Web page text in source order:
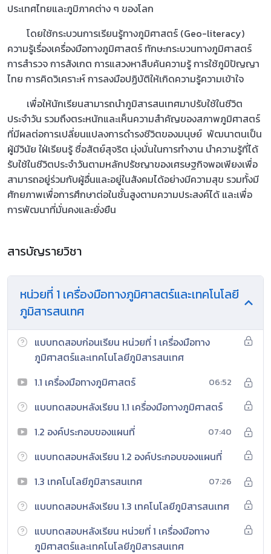
ประเทศไทยและภูมิภาคต่าง ๆ ของโลก
โดยใช้กระบวนการเรียนรู้ทางภูมิศาสตร์ (Geo-literacy)
ความรู้เรื่องเครื่องมือทางภูมิศาสตร์ ทักษะกระบวนทางภูมิศาสตร์
การสำรวจ การสังเกต การแสวงหาสืบค้นความรู้ การใช้ภูมิปัญญา
ไทย การคิดวิเคราะห์ การลงมือปฏิบัติให้เกิดความรู้ความเข้าใจ
เพื่อให้นักเรียนสามารถนำภูมิสารสนเทศมาปรับใช้ในชีวิต
ประจำวัน รวมถึงตระหนักและเห็นความสำคัญของสภาพภูมิศาสตร์
ที่มีผลต่อการเปลี่ยนแปลงการดำรงชีวิตของมนุษย์ พัฒนาตนเป็น
ผู้มีวินัย ใฝ่เรียนรู้ ซื่อสัตย์สุจริต มุ่งมั่นในการทำงาน นำความรู้ที่ได้
รับใช้ในชีวิตประจำวันตามหลักปรัชญาของเศรษฐกิจพอเพียงเพื่อ
สามารถอยู่ร่วมกับผู้อื่นและอยู่ในสังคมได้อย่างมีความสุข รวมทั้งมี
ศักยภาพเพื่อการศึกษาต่อในชั้นสูงตามความประสงค์ได้ และเพื่อ
การพัฒนาที่มั่นคงและยั่งยืน
สารบัญรายวิชา
หน่วยที่ 1 เครื่องมือทางภูมิศาสตร์และเทคโนโลยี
ภูมิสารสนเทศ
แบบทดสอบก่อนเรียน หน่วยที่ 1 เครื่องมือทาง
ภูมิศาสตร์และเทคโนโลยีภูมิสารสนเทศ
1.1 เครื่องมือทางภูมิศาสตร์
06:52
แบบทดสอบหลังเรียน 1.1 เครื่องมือทางภูมิศาสตร์
1.2 องค์ประกอบของแผนที่
07:40
แบบทดสอบหลังเรียน 1.2 องค์ประกอบของแผนที่
1.3 เทคโนโลยีภูมิสารสนเทศ
07:26
แบบทดสอบหลังเรียน 1.3 เทคโนโลยีภูมิสารสนเทศ
แบบทดสอบหลังเรียน หน่วยที่ 1 เครื่องมือทาง
ภูมิศาสตร์และเทคโนโลยีภูมิสารสนเทศ